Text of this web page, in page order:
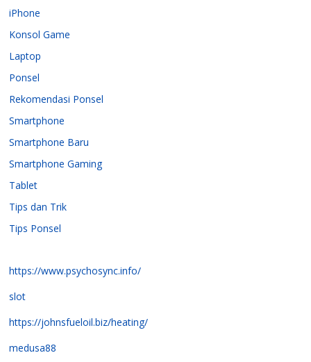
iPhone
Konsol Game
Laptop
Ponsel
Rekomendasi Ponsel
Smartphone
Smartphone Baru
Smartphone Gaming
Tablet
Tips dan Trik
Tips Ponsel
https://www.psychosync.info/
slot
https://johnsfueloil.biz/heating/
medusa88